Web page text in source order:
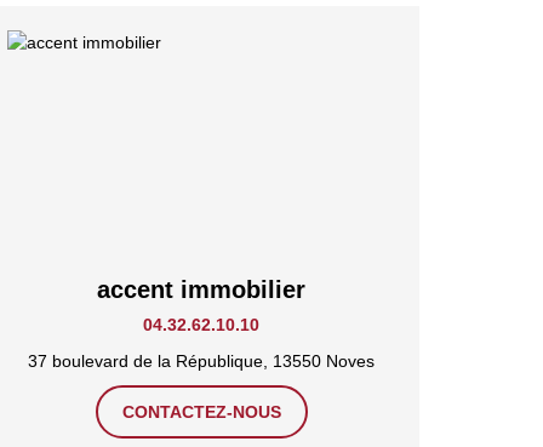
accent immobilier
04.32.62.10.10
37 boulevard de la République, 13550 Noves
CONTACTEZ-NOUS